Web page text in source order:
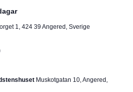
1, 424 39 Angered, Sverige
Muskotgatan 10, Angered,